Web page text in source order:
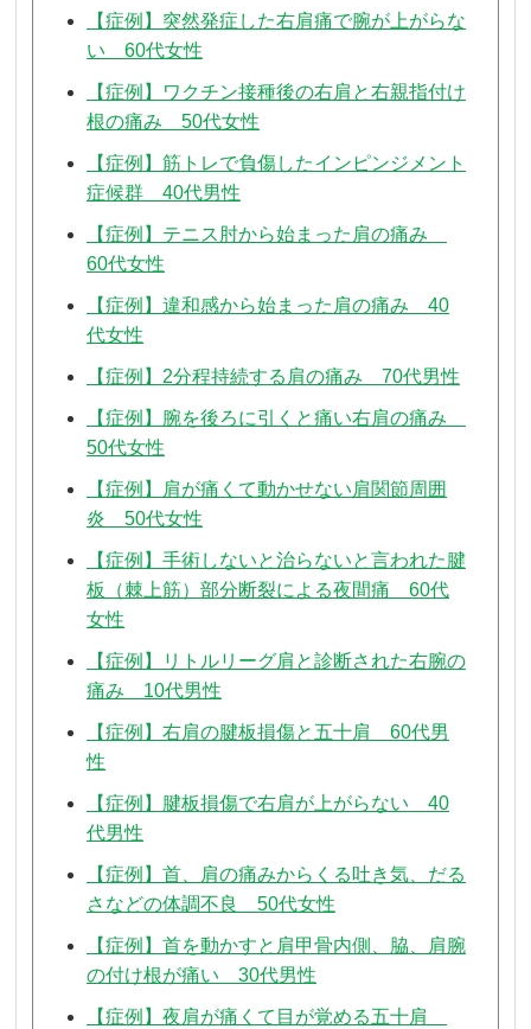
【症例】突然発症した右肩痛で腕が上がらな
い 60代女性
【症例】ワクチン接種後の右肩と右親指付け
根の痛み 50代女性
【症例】筋トレで負傷したインピンジメント
症候群 40代男性
【症例】テニス肘から始まった肩の痛み
60代女性
【症例】違和感から始まった肩の痛み 40
代女性
【症例】2分程持続する肩の痛み 70代男性
【症例】腕を後ろに引くと痛い右肩の痛み
50代女性
【症例】肩が痛くて動かせない肩関節周囲
炎 50代女性
【症例】手術しないと治らないと言われた腱
板（棘上筋）部分断裂による夜間痛 60代
女性
【症例】リトルリーグ肩と診断された右腕の
痛み 10代男性
【症例】右肩の腱板損傷と五十肩 60代男
性
【症例】腱板損傷で右肩が上がらない 40
代男性
【症例】首、肩の痛みからくる吐き気、だる
さなどの体調不良 50代女性
【症例】首を動かすと肩甲骨内側、脇、肩腕
の付け根が痛い 30代男性
【症例】夜肩が痛くて目が覚める五十肩